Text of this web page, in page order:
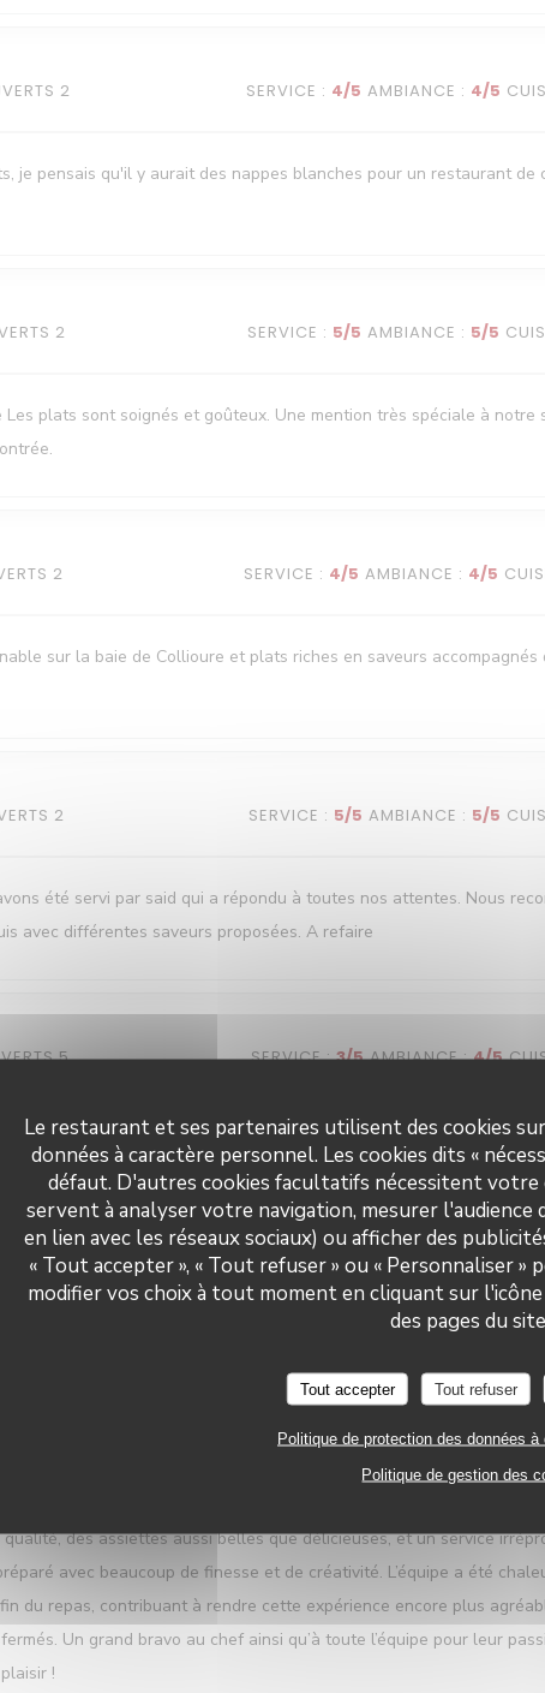
Le restaurant et ses partenaires utilisent des cookies
données à caractère personnel. Les cookies dits «
défaut. D'autres cookies facultatifs nécessitent
servent à analyser votre navigation, mesurer
en lien avec les réseaux sociaux) ou afficher des
« Tout accepter », « Tout refuser » ou « Personnaliser
modifier vos choix à tout moment en cliquant sur
des pages du
Tout accepter Tout refuser
Politique de protection des données à
Politique de gestion des
2 SERVICE : 4/5 AMBIANCE : 4/5
je pensais qu'il y aurait des nappes blanches pour un restaurant de
2 SERVICE : 5/5 AMBIANCE : 5/5
plats sont soignés et goûteux. Une mention très spéciale à notre
2 SERVICE : 4/5 AMBIANCE : 4/5
sur la baie de Collioure et plats riches en saveurs accompagnés
2 SERVICE : 5/5 AMBIANCE : 5/5
été servi par said qui a répondu à toutes nos attentes. Nous
avec différentes saveurs proposées. A refaire
5 SERVICE: 3/5 AMBIANCE: 4/5
7 SERVICE: 5/5 AMBIANCE: 5 /5
, Good humoured , helpful and polite . Food was superb
2 SERVICE: 5/5 AMBIANCE: 5/5
simplement exceptionnel au Restaurant Le Neptune à Collioure.
magnifique avec une vue imprenable sur la baie de Collioure, une
des assiettes aussi belles que délicieuses, et un service
avec beaucoup de finesse et de créativité. L’équipe a été
du repas, contribuant à rendre cette expérience encore plus
Un grand bravo au chef ainsi qu’à toute l’équipe pour leur
!
Le Neptune